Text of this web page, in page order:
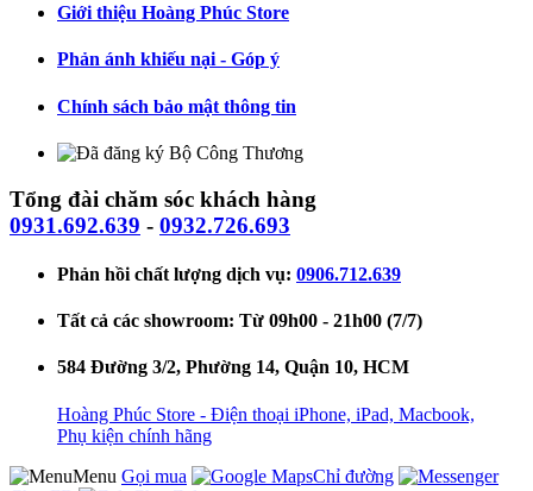
Giới thiệu Hoàng Phúc Store
Phản ánh khiếu nại - Góp ý
Chính sách bảo mật thông tin
Tổng đài chăm sóc khách hàng
0931.692.639 - 0932.726.693
Phản hồi chất lượng dịch vụ: 0906.712.639
Tất cả các showroom: Từ 09h00 - 21h00 (7/7)
584 Đường 3/2, Phường 14, Quận 10, HCM
Hoàng Phúc Store - Điện thoại iPhone, iPad, Macbook,
Phụ kiện chính hãng
Menu Gọi mua
Chỉ đường